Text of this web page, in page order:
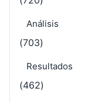
Análisis
(703)
Resultados
(462)